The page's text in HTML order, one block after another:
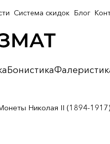
Бонистика
Система скидок Блог
Николая II (1894-1917)